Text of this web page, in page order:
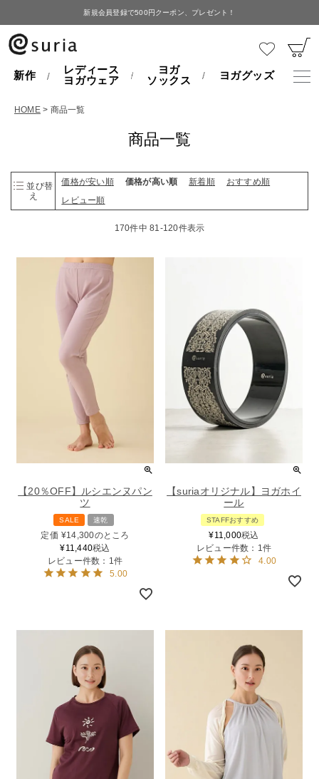
新規会員登録で500円クーポン、プレゼント！
新作
レディース
ヨガウェア
ヨガ
ソックス
ヨガグッズ
HOME 商品一覧
商品一覧
並び替
え
価格が安い順 価格が高い順 新着順
おすすめ順
レビュー順
170件中 81-120件表示
【20％OFF】ルシエンヌパン
ツ
SALE 速乾
定価 ¥14,300のところ
¥11,440税込
レビュー件数：1件
5.00
【suriaオリジナル】ヨガホイ
ール
STAFFおすすめ
¥11,000税込
レビュー件数：1件
4.00